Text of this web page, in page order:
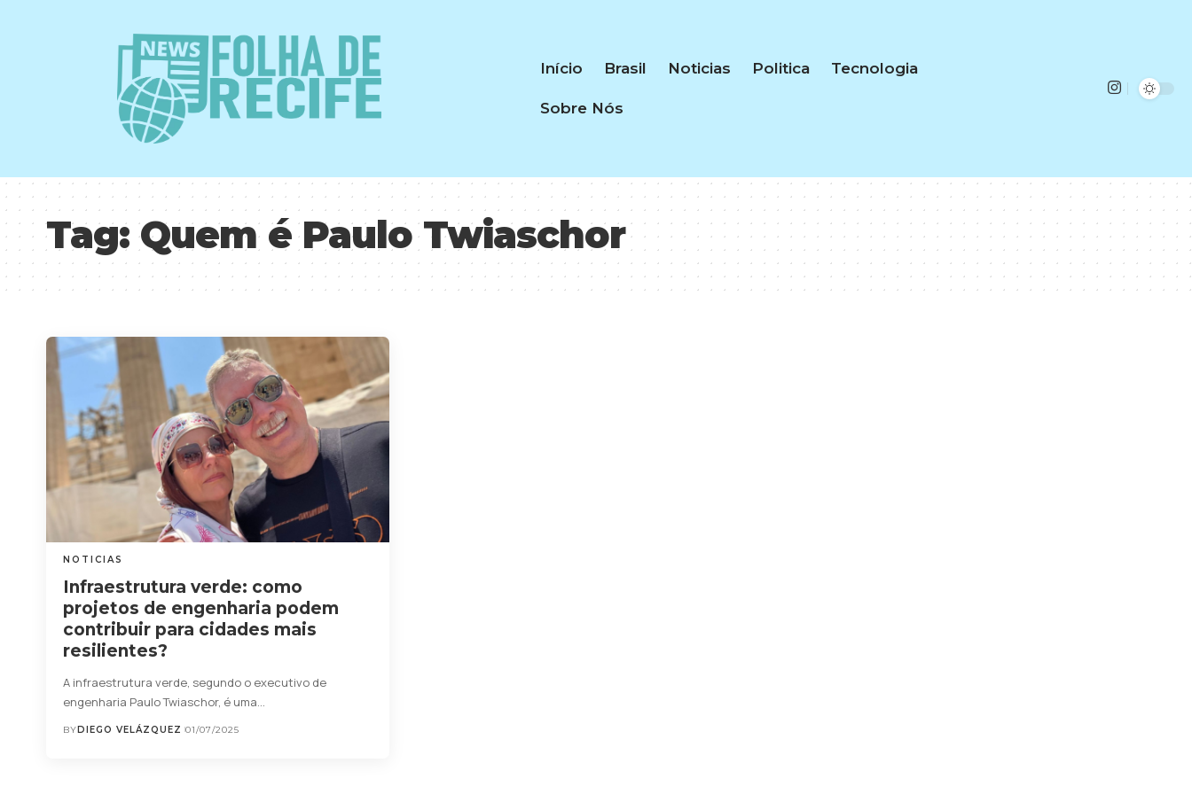
Início Brasil Noticias Politica Tecnologia
Sobre Nós
Tag:Quem é Paulo Twiaschor
NOTICIAS
Infraestrutura verde: como
projetos de engenharia podem
contribuir para cidades mais
resilientes?
A infraestrutura verde, segundo o executivo de
engenharia Paulo Twiaschor, é uma…
BYDIEGO VELÁZQUEZ 01/07/2025